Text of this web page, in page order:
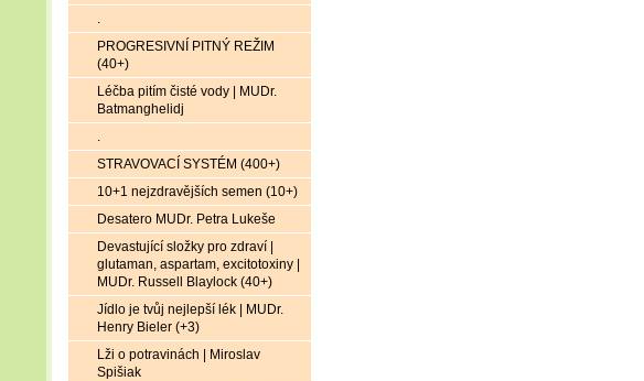
.
PROGRESIVNÍ PITNÝ REŽIM
(40+)
Léčba pitím čisté vody | MUDr.
Batmanghelidj
.
STRAVOVACÍ SYSTÉM (400+)
10+1 nejzdravějších semen (10+)
Desatero MUDr. Petra Lukeše
Devastující složky pro zdraví |
glutaman, aspartam, excitotoxiny |
MUDr. Russell Blaylock (40+)
Jídlo je tvůj nejlepší lék | MUDr.
Henry Bieler (+3)
Lži o potravinách | Miroslav
Spišiak